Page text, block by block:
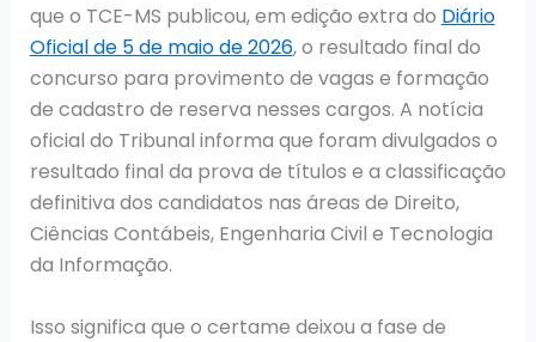
que o TCE-MS publicou, em edição extra do Diário
Oficial de 5 de maio de 2026, o resultado final do
concurso para provimento de vagas e formação
de cadastro de reserva nesses cargos. A notícia
oficial do Tribunal informa que foram divulgados o
resultado final da prova de títulos e a classificação
definitiva dos candidatos nas áreas de Direito,
Ciências Contábeis, Engenharia Civil e Tecnologia
da Informação.
Isso significa que o certame deixou a fase de